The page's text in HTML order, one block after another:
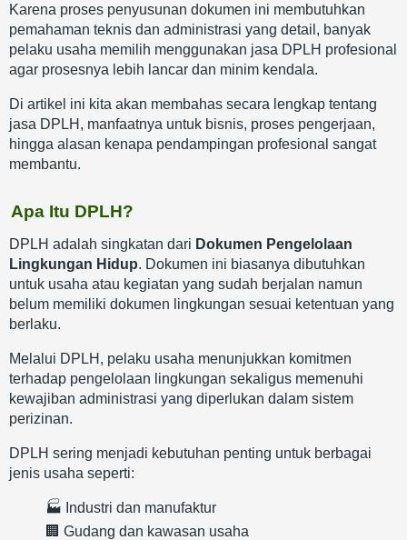
Karena proses penyusunan dokumen ini membutuhkan
pemahaman teknis dan administrasi yang detail, banyak
pelaku usaha memilih menggunakan jasa DPLH profesional
agar prosesnya lebih lancar dan minim kendala.
Di artikel ini kita akan membahas secara lengkap tentang
jasa DPLH, manfaatnya untuk bisnis, proses pengerjaan,
hingga alasan kenapa pendampingan profesional sangat
membantu.
Apa Itu DPLH?
DPLH adalah singkatan dari Dokumen Pengelolaan
Lingkungan Hidup. Dokumen ini biasanya dibutuhkan
untuk usaha atau kegiatan yang sudah berjalan namun
belum memiliki dokumen lingkungan sesuai ketentuan yang
berlaku.
Melalui DPLH, pelaku usaha menunjukkan komitmen
terhadap pengelolaan lingkungan sekaligus memenuhi
kewajiban administrasi yang diperlukan dalam sistem
perizinan.
DPLH sering menjadi kebutuhan penting untuk berbagai
jenis usaha seperti:
🏭 Industri dan manufaktur
🏢 Gudang dan kawasan usaha